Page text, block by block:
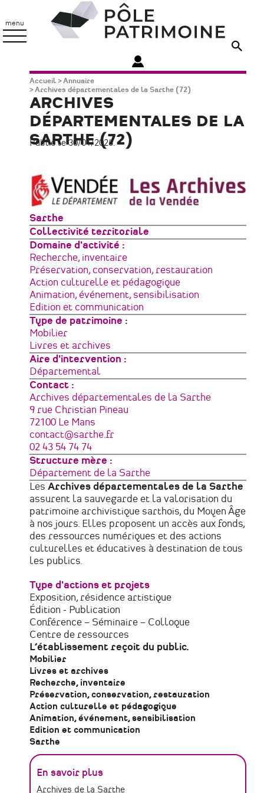
contenu
principal
menu
Patrimoine
Fil
d'Ariane
Accueil
Annuaire
Archives départementales de la Sarthe (72)
ARCHIVES
DÉPARTEMENTALES DE LA
SARTHE (72)
Publié le 30/01/2026.
Zone
géographique
Sarthe
Type
de
structure
Collectivité territoriale
Domaine d'activité
Recherche, inventaire
Préservation, conservation, restauration
Action culturelle et pédagogique
Animation, événement, sensibilisation
Edition et communication
Type de patrimoine
Mobilier
Livres et archives
Aire d'intervention
Départemental
Contact :
Adresse
Archives départementales de la Sarthe
9 rue Christian Pineau
72100 Le Mans
France
Courriel
contact@sarthe.fr
Téléphone
02 43 54 74 74
Structure mère
Département de la Sarthe
Les Archives départementales de la Sarthe
assurent la sauvegarde et la valorisation du
patrimoine archivistique sarthois, du Moyen Âge
à nos jours. Elles proposent un accès aux fonds,
des ressources numériques et des actions
culturelles et éducatives à destination de tous
les publics.
Type d'actions et projets
Exposition, résidence artistique
Édition - Publication
Conférence – Séminaire – Colloque
Centre de ressources
L’établissement reçoit du public.
Mobilier
Livres et archives
Recherche, inventaire
Préservation, conservation, restauration
Action culturelle et pédagogique
Animation, événement, sensibilisation
Edition et communication
Sarthe
En savoir plus
Archives de la Sarthe